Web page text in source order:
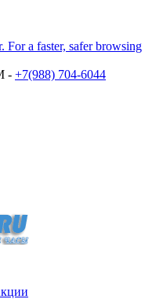
- +7(988) 704-6044